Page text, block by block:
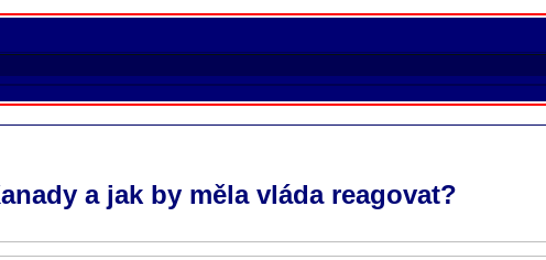
a jak by měla vláda reagovat?